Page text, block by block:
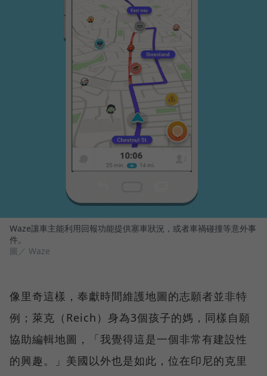
Waze讓車主能利用回報功能提供塞車狀況，或者車禍碰撞等意外事
件。
圖／ Waze
像里奇這樣，奉獻時間維護地圖的志願者並非特
例；萊克（Reich）身為3個孩子的媽，同樣自願
協助編輯地圖，「我覺得這是一個非常有建設性
的興趣。」美國以外也是如此，位在印尼的克里